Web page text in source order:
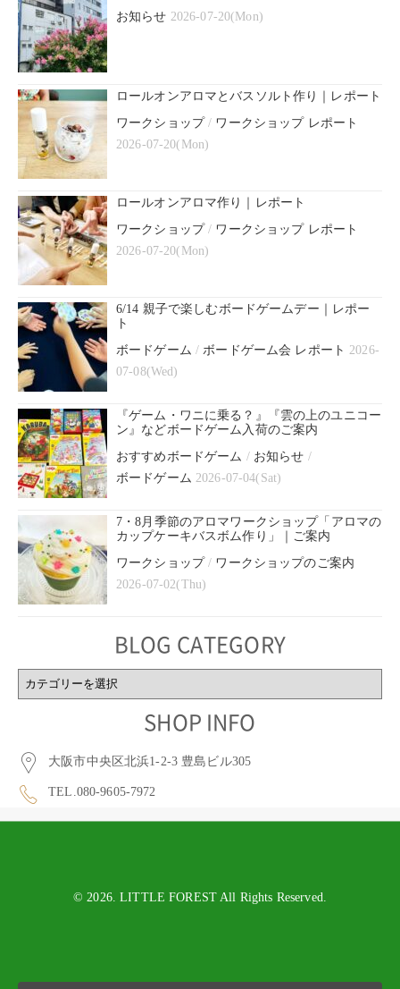
お知らせ 2026-07-20(Mon)
ロールオンアロマとバスソルト作り｜レポート
ワークショップ/ ワークショップ レポート
2026-07-20(Mon)
ロールオンアロマ作り｜レポート
ワークショップ/ ワークショップ レポート
2026-07-20(Mon)
6/14 親子で楽しむボードゲームデー｜レポー
ト
ボードゲーム / ボードゲーム会 レポート 2026-
07-08(Wed)
『ゲーム・ワニに乗る？』『雲の上のユニコー
ン』などボードゲーム入荷のご案内
おすすめボードゲーム / お知らせ /
ボードゲーム 2026-07-04(Sat)
7・8月季節のアロマワークショップ「アロマの
カップケーキバスボム作り」｜ご案内
ワークショップ/ ワークショップのご案内
2026-07-02(Thu)
BLOG CATEGORY
BLOG
CATEGORY
SHOP INFO
大阪市中央区北浜1-2-3 豊島ビル305
TEL.080-9605-7972
© 2026. LITTLE FOREST All Rights Reserved.